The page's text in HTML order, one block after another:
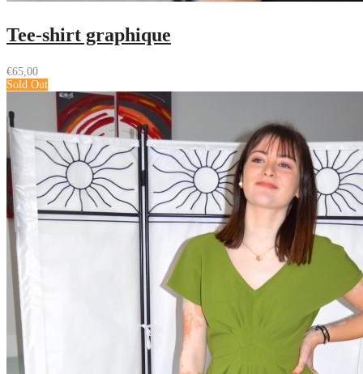
Tee-shirt graphique
€65,00
Sold Out